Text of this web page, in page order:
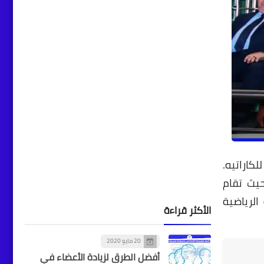
تقام
الأكثر قراءة
20 مايو 2020
أفضل الطرق لزيادة الأعضاء في
الأضاحي لتوزيعها على الأسر
الأولى بالرعاية